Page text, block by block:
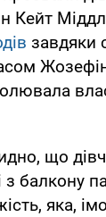
Кейт
завдяки
що
балкону
яка,